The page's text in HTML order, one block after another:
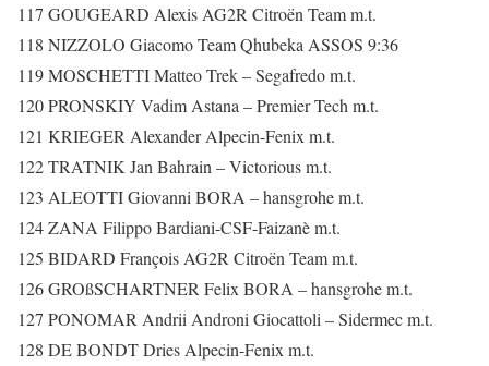
117 GOUGEARD Alexis AG2R Citroën Team m.t.
118 NIZZOLO Giacomo Team Qhubeka ASSOS 9:36
119 MOSCHETTI Matteo Trek – Segafredo m.t.
120 PRONSKIY Vadim Astana – Premier Tech m.t.
121 KRIEGER Alexander Alpecin-Fenix m.t.
122 TRATNIK Jan Bahrain – Victorious m.t.
123 ALEOTTI Giovanni BORA – hansgrohe m.t.
124 ZANA Filippo Bardiani-CSF-Faizanè m.t.
125 BIDARD François AG2R Citroën Team m.t.
126 GROßSCHARTNER Felix BORA – hansgrohe m.t.
127 PONOMAR Andrii Androni Giocattoli – Sidermec m.t.
128 DE BONDT Dries Alpecin-Fenix m.t.